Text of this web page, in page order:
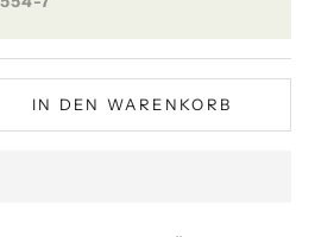
IN DEN WARENKORB